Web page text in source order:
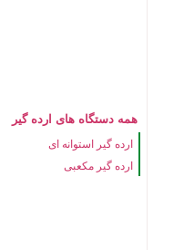
همه دستگاه های ارده گیر
ارده گیر استوانه ای
ارده گیر مکعبی